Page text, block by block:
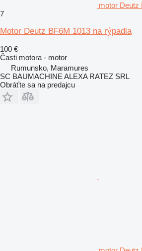
motor Deutz
7
Motor Deutz BF6M 1013 na rýpadla
100 €
Časti motora - motor
Rumunsko, Maramures
SC BAUMACHINE ALEXA RATEZ SRL
Obráťte sa na predajcu